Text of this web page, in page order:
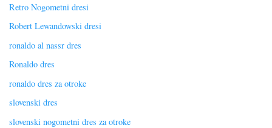
Retro Nogometni dresi
Robert Lewandowski dresi
ronaldo al nassr dres
Ronaldo dres
ronaldo dres za otroke
slovenski dres
slovenski nogometni dres za otroke